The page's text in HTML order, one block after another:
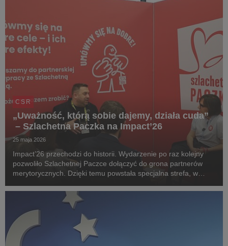
CSR
„Uważność, którą sobie dajemy, działa cuda”
– Szlachetna Paczka na Impact’26
25 maja 2026
Impact’26 przechodzi do historii. Wydarzenie po raz kolejny
pozwoliło Szlachetnej Paczce dołączyć do grona partnerów
merytorycznych. Dzięki temu powstała specjalna strefa, w
doświadczyć autentycznych emocji rod...